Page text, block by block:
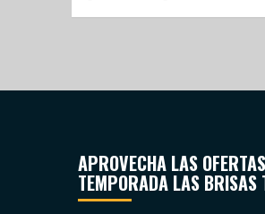
APROVECHA LAS
TEMPORADA LAS BRISAS